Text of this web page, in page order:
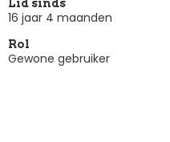
Lid sinds
16 jaar 4 maanden
Rol
Gewone gebruiker